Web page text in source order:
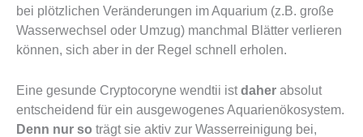
bei plötzlichen Veränderungen im Aquarium (z.B. große
Wasserwechsel oder Umzug) manchmal Blätter verlieren
können, sich aber in der Regel schnell erholen.
Eine gesunde Cryptocoryne wendtii istdaher absolut
entscheidend für ein ausgewogenes Aquarienökosystem.
Denn nur so trägt sie aktiv zur Wasserreinigung bei,